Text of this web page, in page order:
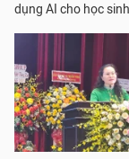
dụng AI cho học